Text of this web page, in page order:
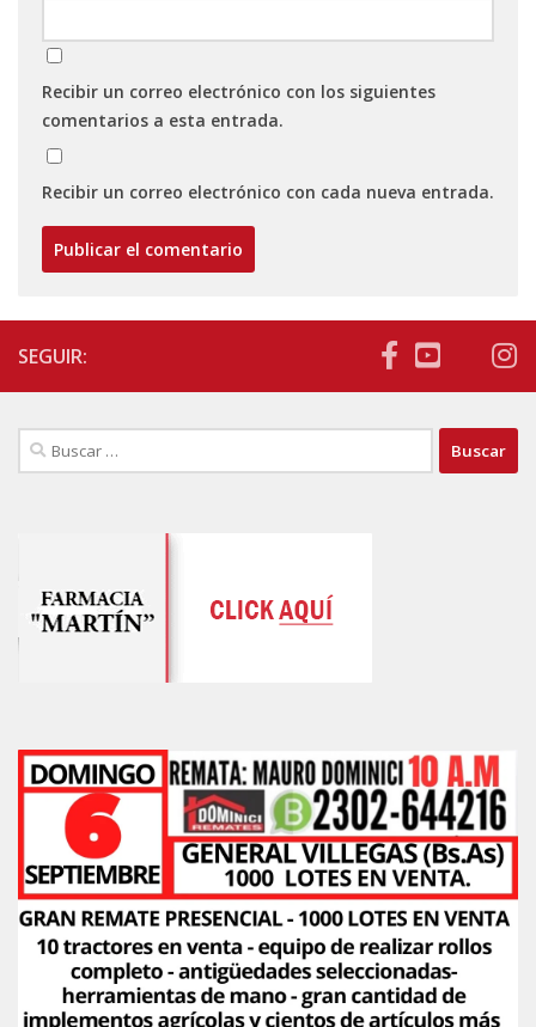
Recibir un correo electrónico con los siguientes
comentarios a esta entrada.
Recibir un correo electrónico con cada nueva entrada.
SEGUIR:
Buscar: